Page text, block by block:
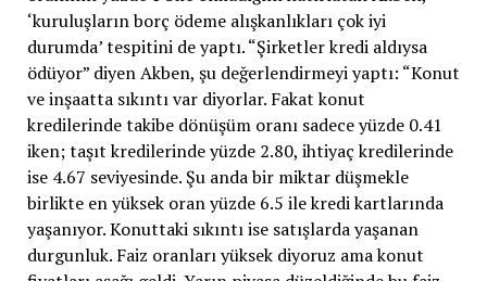
‘kuruluşların borç ödeme alışkanlıkları çok iyi
durumda’ tespitini de yaptı. “Şirketler kredi aldıysa
ödüyor” diyen Akben, şu değerlendirmeyi yaptı: “Konut
ve inşaatta sıkıntı var diyorlar. Fakat konut
kredilerinde takibe dönüşüm oranı sadece yüzde 0.41
iken; taşıt kredilerinde yüzde 2.80, ihtiyaç kredilerinde
ise 4.67 seviyesinde. Şu anda bir miktar düşmekle
birlikte en yüksek oran yüzde 6.5 ile kredi kartlarında
yaşanıyor. Konuttaki sıkıntı ise satışlarda yaşanan
durgunluk. Faiz oranları yüksek diyoruz ama konut